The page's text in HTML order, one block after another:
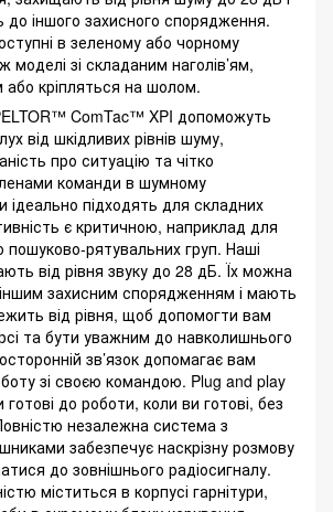
до іншого захисного спорядження.
в зеленому або чорному
моделі зі складаним наголів’ям,
кріпляться на шолом.
ComTac™ XPI допоможуть
від шкідливих рівнів шуму,
про ситуацію та чітко
команди в шумному
ідеально підходять для складних
є критичною, наприклад для
пошуково-рятувальних груп. Наші
від рівня звуку до 28 дБ. Їх можна
захисним спорядженням і мають
від рівня, щоб допомогти вам
та бути уважним до навколишнього
зв’язок допомагає вам
зі своєю командою. Plug and play
до роботи, коли ви готові, без
незалежна система з
забезпечує наскрізну розмову
до зовнішнього радіосигналу.
міститься в корпусі гарнітури,